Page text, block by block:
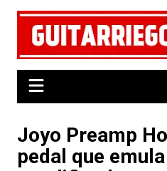
Saltar
contenido
Joyo Preamp
pedal que